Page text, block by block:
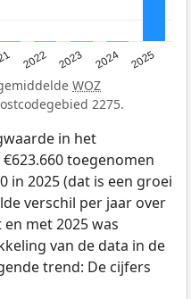
2022 2023 2024 2025
WOZ
2275.
in het
toegenomen
in 2025 (dat is een groei
verschil per jaar over
met 2025 was
van de data in de
trend: De cijfers